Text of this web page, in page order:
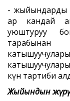
- жыйындарды
ар кандай
уюштуруу
күн тартиби
Жыйындын